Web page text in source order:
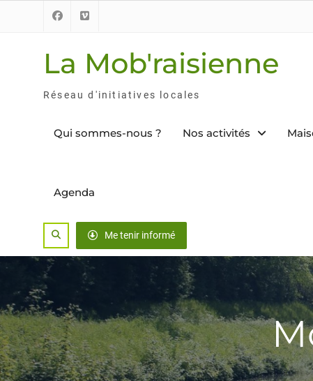
La Mob'raisienne
Réseau d'initiatives locales
Qui sommes-nous ? Nos activités
Agenda
Search Me tenir informé